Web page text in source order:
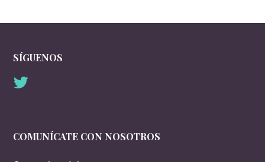
SÍGUENOS
COMUNÍCATE CON NOSOTROS